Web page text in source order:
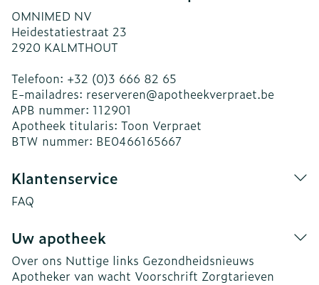
OMNIMED NV
Heidestatiestraat 23
2920 KALMTHOUT
Telefoon: +32 (0)3 666 82 65
E-mailadres: reserveren@apotheekverpraet.be
APB nummer: 112901
Apotheek titularis: Toon Verpraet
BTW nummer: BE0466165667
Klantenservice
FAQ
Uw apotheek
Over ons Nuttige links Gezondheidsnieuws
Apotheker van wacht Voorschrift Zorgtarieven